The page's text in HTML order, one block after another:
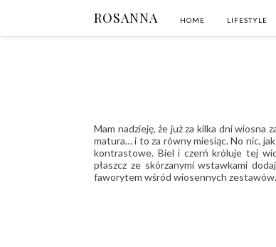
ROSANNA HOME LIFESTYLE
Mam nadzieję, że już za kilka dni
matura… i to za równy miesiąc. No nic,
kontrastowe. Biel i czerń króluje tej
płaszcz ze skórzanymi wstawkami
faworytem wśród wiosennych zestawów.